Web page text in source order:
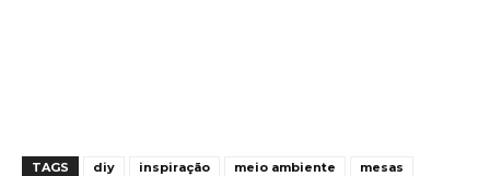
TAGS diy inspiração meio ambiente
mesas